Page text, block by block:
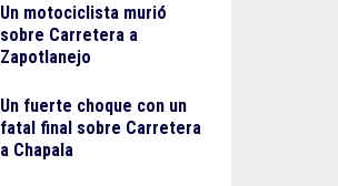
Un motociclista murió
sobre Carretera a
Zapotlanejo
Un fuerte choque con un
fatal final sobre Carretera
a Chapala